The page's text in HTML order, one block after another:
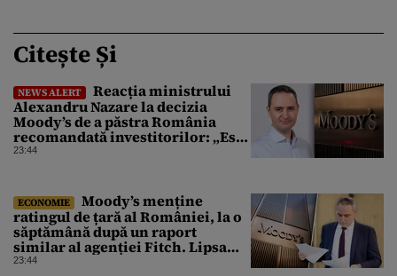
Citește Și
NEWS ALERT
Reacția ministrului
Alexandru Nazare la decizia
Moody’s de a păstra România
recomandată investitorilor: „Este
un răgaz, dar în niciun caz un
23:44
ECONOMIE
Moody’s menține
ratingul de țară al României, la o
săptămână după un raport
similar al agenției Fitch. Lipsa
unui guvern cu puteri depline,
23:44